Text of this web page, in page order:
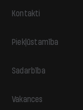
Kontakti
Piekļūstamība
Sadarbība
Vakances